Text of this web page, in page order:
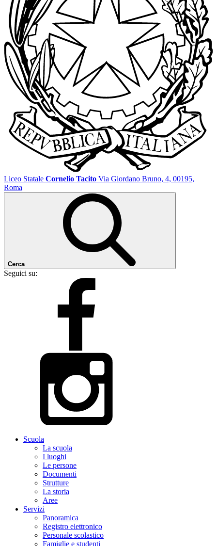
Liceo Statale Cornelio Tacito Via Giordano Bruno, 4, 00195,
Roma
Cerca
Seguici su:
Scuola
La scuola
I luoghi
Le persone
Documenti
Strutture
La storia
Aree
Servizi
Panoramica
Registro elettronico
Personale scolastico
Famiglie e studenti